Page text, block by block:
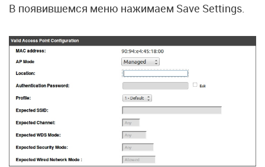
В появившемся меню нажимаем Save Settings.